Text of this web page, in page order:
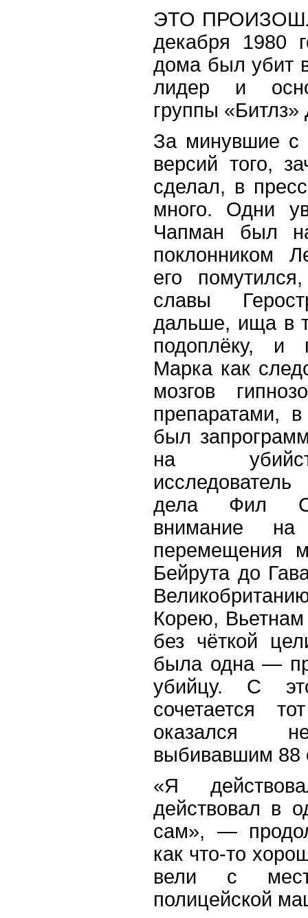
ЭТО
декабря 1980
дома был убит
лидер и
группы
За минувшие с
версий того,
сделал, в
много. Одни
Чапман был
поклонником
его
славы
дальше, ища в
подоплёку, и
Марка как
мозгов
препаратами,
был
на
дела Фил
внимание
перемещения
Бейрута до
Корею,
без чёткой
была одна —
убийцу. С
сочетается
оказался
выбивавшим 88
«Я
действовал в
сам», —
как что-то
вели с
полицейской